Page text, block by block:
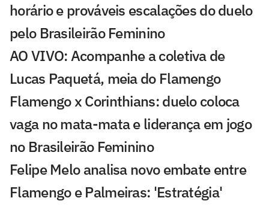
horário e prováveis escalações do duelo
pelo Brasileirão Feminino
AO VIVO: Acompanhe a coletiva de
Lucas Paquetá, meia do Flamengo
Flamengo x Corinthians: duelo coloca
vaga no mata-mata e liderança em jogo
no Brasileirão Feminino
Felipe Melo analisa novo embate entre
Flamengo e Palmeiras: 'Estratégia'